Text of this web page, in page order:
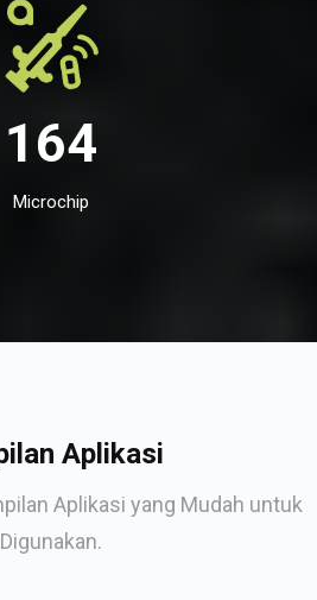
164
Microchip
Aplikasi
Aplikasi yang Mudah untuk
Digunakan.